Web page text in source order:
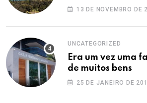
13 DE NOVEMBRO DE
UNCATEGORIZED
Era um vez uma
de muitos bens
25 DE JANEIRO DE